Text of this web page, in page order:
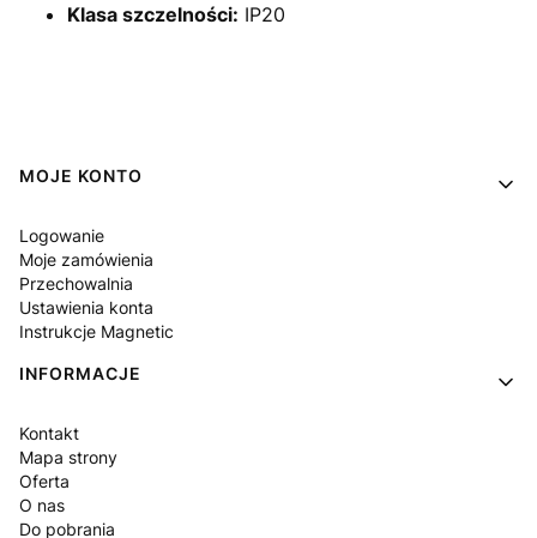
Klasa szczelności: IP20
Linki w stopce
MOJE KONTO
Logowanie
Moje zamówienia
Przechowalnia
Ustawienia konta
Instrukcje Magnetic
INFORMACJE
Kontakt
Mapa strony
Oferta
O nas
Do pobrania